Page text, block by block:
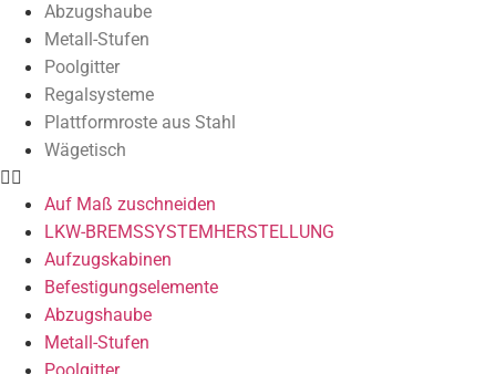
Abzugshaube
Metall-Stufen
Poolgitter
Regalsysteme
Plattformroste aus Stahl
Wägetisch
Auf Maß zuschneiden
LKW-BREMSSYSTEMHERSTELLUNG
Aufzugskabinen
Befestigungselemente
Abzugshaube
Metall-Stufen